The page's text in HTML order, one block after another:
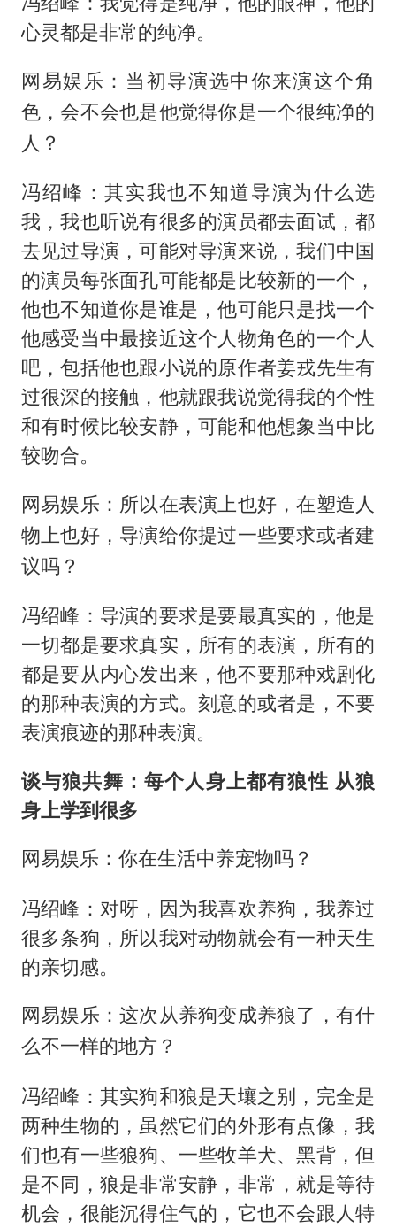
心灵都是非常的纯净。
网易娱乐：当初导演选中你来演这个角
色，会不会也是他觉得你是一个很纯净的
人？
冯绍峰：其实我也不知道导演为什么选
我，我也听说有很多的演员都去面试，都
去见过导演，可能对导演来说，我们中国
的演员每张面孔可能都是比较新的一个，
他也不知道你是谁是，他可能只是找一个
他感受当中最接近这个人物角色的一个人
吧，包括他也跟小说的原作者姜戎先生有
过很深的接触，他就跟我说觉得我的个性
和有时候比较安静，可能和他想象当中比
较吻合。
网易娱乐：所以在表演上也好，在塑造人
物上也好，导演给你提过一些要求或者建
议吗？
冯绍峰：导演的要求是要最真实的，他是
一切都是要求真实，所有的表演，所有的
都是要从内心发出来，他不要那种戏剧化
的那种表演的方式。刻意的或者是，不要
表演痕迹的那种表演。
谈与狼共舞：每个人身上都有狼性 从狼
身上学到很多
网易娱乐：你在生活中养宠物吗？
冯绍峰：对呀，因为我喜欢养狗，我养过
很多条狗，所以我对动物就会有一种天生
的亲切感。
网易娱乐：这次从养狗变成养狼了，有什
么不一样的地方？
冯绍峰：其实狗和狼是天壤之别，完全是
两种生物的，虽然它们的外形有点像，我
们也有一些狼狗、一些牧羊犬、黑背，但
是不同，狼是非常安静，非常，就是等待
机会，很能沉得住气的，它也不会跟人特